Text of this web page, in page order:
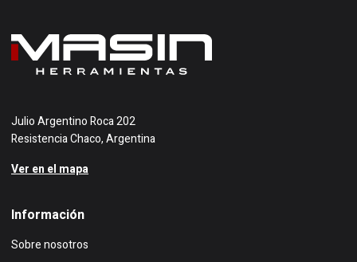
Julio Argentino Roca 202
Resistencia Chaco, Argentina
Ver en el mapa
Información
Sobre nosotros